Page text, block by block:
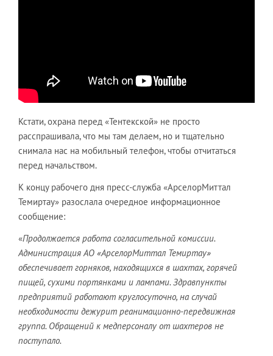
Кстати, охрана перед «Тентекской» не просто
расспрашивала, что мы там делаем, но и тщательно
снимала нас на мобильный телефон, чтобы отчитаться
перед начальством.
К концу рабочего дня пресс-служба «АрселорМиттал
Темиртау» разослала очередное информационное
сообщение:
«Продолжается работа согласительной комиссии.
Администрация АО «АрселорМиттал Темиртау»
обеспечивает горняков, находящихся в шахтах, горячей
пищей, сухими портянками и лампами. Здравпункты
предприятий работают круглосуточно, на случай
необходимости дежурит реанимационно-передвижная
группа. Обращений к медперсоналу от шахтеров не
поступало.